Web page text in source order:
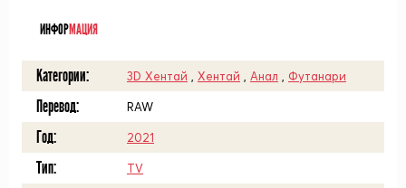
ИНФОРМАЦИЯ
Категории: 3D Хентай Хентай Анал Футанари
Перевод: RAW
Год: 2021
Тип: TV